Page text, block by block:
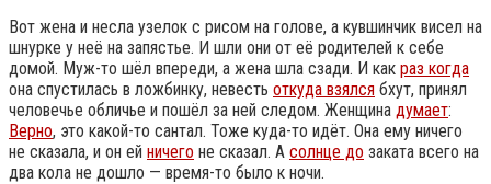
Вот жена и несла узелок с рисом на голове, а кувшинчик висел на
шнурке у неё на запястье. И шли они от её родителей к себе
домой. Муж-то шёл впереди, а жена шла сзади. И как раз когда
она спустилась в ложбинку, невесть откуда взялся бхут, принял
человечье обличье и пошёл за ней следом. Женщина думает:
Верно, это какой-то сантал. Тоже куда-то идёт. Она ему ничего
не сказала, и он ей ничего не сказал. А солнце до заката всего на
два кола не дошло — время-то было к ночи.